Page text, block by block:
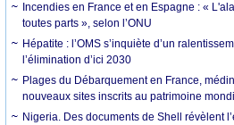
Incendies en France et en Espagne : «
toutes parts », selon l’ONU
Hépatite : l’OMS s’inquiète d’un
l’élimination d’ici 2030
Plages du Débarquement en France,
nouveaux sites inscrits au patrimoine
Nigeria. Des documents de Shell révèlent